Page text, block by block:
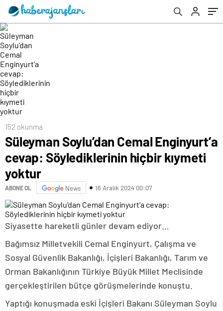
152 okunma
Süleyman Soylu’dan Cemal Enginyurt’a
cevap: Söylediklerinin hiçbir kıymeti
yoktur
ABONE OL News 16 Aralık 2024 00:07
Siyasette hareketli günler devam ediyor…
Bağımsız Milletvekili Cemal Enginyurt, Çalışma ve
Sosyal Güvenlik Bakanlığı, İçişleri Bakanlığı, Tarım ve
Orman Bakanlığının Türkiye Büyük Millet Meclisinde
gerçekleştirilen bütçe görüşmelerinde konuştu.
Yaptığı konuşmada eski İçişleri Bakanı Süleyman Soylu